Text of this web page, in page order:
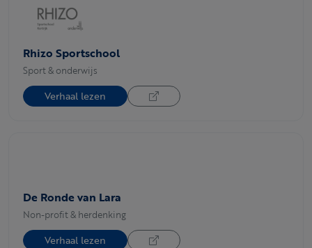
Rhizo Sportschool
Sport & onderwijs
Verhaal lezen
De Ronde van Lara
Non-profit & herdenking
Verhaal lezen